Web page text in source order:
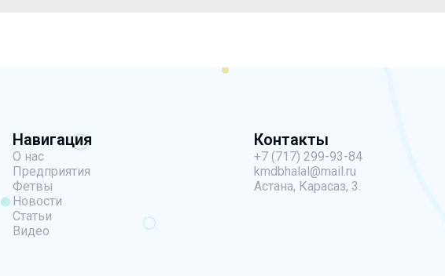
Навигация
О нас
Предприятия
Фетвы
Новости
Статьи
Видео
Контакты
+7 (717) 299-93-84
kmdbhalal@mail.ru
Астана, Карасаз, 3.